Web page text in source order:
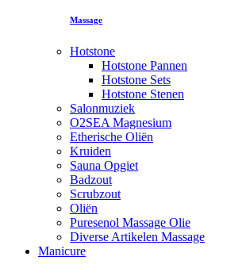
Massage
Hotstone
Hotstone Pannen
Hotstone Sets
Hotstone Stenen
Salonmuziek
O2SEA Magnesium
Etherische Oliën
Kruiden
Sauna Opgiet
Badzout
Scrubzout
Oliën
Puresenol Massage Olie
Diverse Artikelen Massage
Manicure